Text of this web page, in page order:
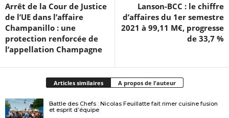
Arrêt de la Cour de Justice
de l’UE dans l’affaire
Champanillo : une
protection renforcée de
l’appellation Champagne
Lanson-BCC : le chiffre
d’affaires du 1er semestre
2021 à 99,11 M€, progresse
de 33,7 %
Articles similaires A propos de l'auteur
Battle des Chefs : Nicolas Feuillatte fait rimer cuisine fusion
et esprit d’équipe